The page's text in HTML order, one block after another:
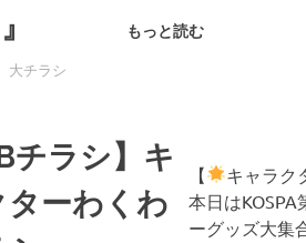
編集者
大チラシ
もっと読む
チラシ】キ
ターわくわ
【 キャラク
本日は
ーグッズ大集